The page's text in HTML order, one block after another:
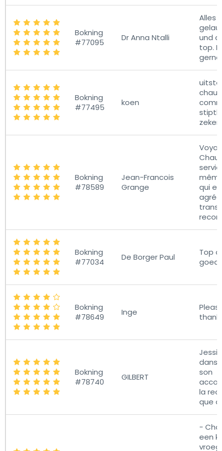
Bokning
#77095
Dr Anna Ntalli
Alles
und
top.
Bokning
#77495
koen
zeker
Bokning
#78589
Jean-Francois
Grange
qui
Bokning
#77034
De Borger Paul
Top
Bokning
#78649
Inge
thank
Bokning
#78740
GILBERT
dans
son
la
que
-
een